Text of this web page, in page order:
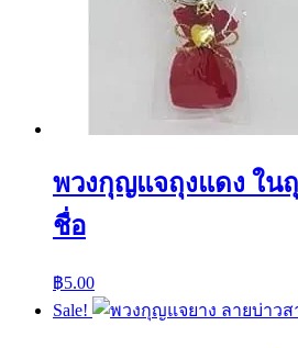
พวงกุญแจถุงแดง ใน
ชื่อ
฿5.00
Sale!